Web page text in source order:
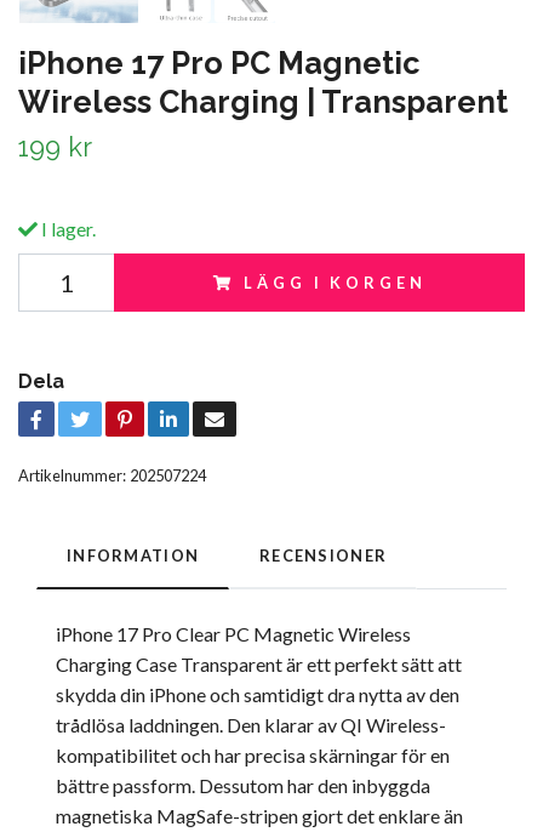
iPhone 17 Pro PC Magnetic
Wireless Charging | Transparent
199 kr
I lager.
LÄGG I KORGEN
Dela
Artikelnummer: 202507224
INFORMATION RECENSIONER
iPhone 17 Pro Clear PC Magnetic Wireless
Charging Case Transparent är ett perfekt sätt att
skydda din iPhone och samtidigt dra nytta av den
trådlösa laddningen. Den klarar av QI Wireless-
kompatibilitet och har precisa skärningar för en
bättre passform. Dessutom har den inbyggda
magnetiska MagSafe-stripen gjort det enklare än